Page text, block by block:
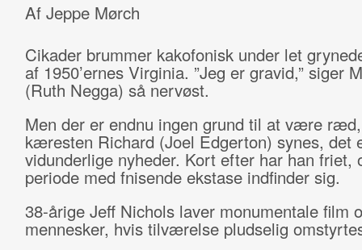
Af Jeppe Mørch
Cikader brummer kakofonisk under let
af 1950’ernes Virginia. ”Jeg er gravid,” siger
(Ruth Negga) så nervøst.
Men der er endnu ingen grund til at være
kæresten Richard (Joel Edgerton) synes, det
vidunderlige nyheder. Kort efter har han friet,
periode med fnisende ekstase indfinder sig.
38-årige Jeff Nichols laver monumentale film
mennesker, hvis tilværelse pludselig